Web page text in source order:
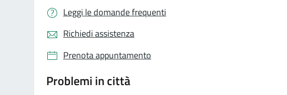
Leggi le domande frequenti
Richiedi assistenza
Prenota appuntamento
Problemi in città